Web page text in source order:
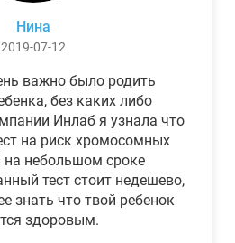
Нина
2019-07-12
важно было родить
без каких либо
Инлаб я узнала что
на риск хромосомных
на небольшом сроке
тест стоит недешево,
знать что твой ребенок
здоровым.